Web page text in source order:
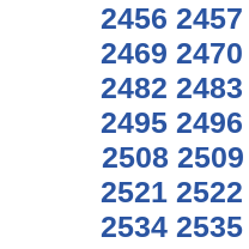
2456 2457
2469 2470
2482 2483
2495 2496
2508 2509
2521 2522
2534 2535